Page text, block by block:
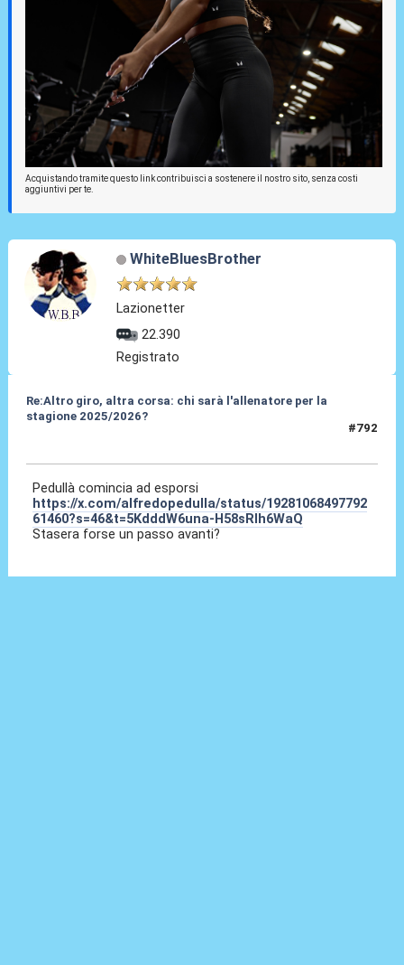
Acquistando tramite questo link contribuisci a sostenere il nostro sito, senza costi
aggiuntivi per te.
WhiteBluesBrother
Lazionetter
22.390
Registrato
Re:Altro giro, altra corsa: chi sarà l'allenatore per la
stagione 2025/2026?
#792
Pedullà comincia ad esporsi
https://x.com/alfredopedulla/status/19281068497792
61460?s=46&t=5KdddW6una-H58sRIh6WaQ
Stasera forse un passo avanti?